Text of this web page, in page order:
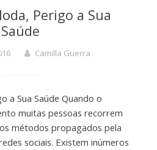
Perigo a Sua
Saúde
Camilla Guerra
a Sua Saúde Quando o
muitas pessoas recorrem
métodos propagados pela
sociais. Existem inúmeros